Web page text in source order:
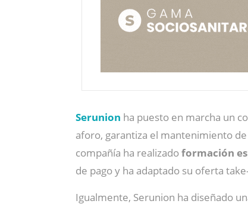
Serunion ha puesto en marcha un
aforo, garantiza el mantenimiento
compañía ha realizadoformación
de pago y ha adaptado su oferta
Igualmente, Serunion ha diseñado